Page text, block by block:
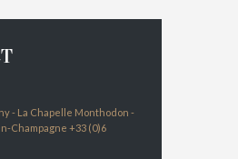
- La Chapelle Monthodon -
Champagne +33 (0)6